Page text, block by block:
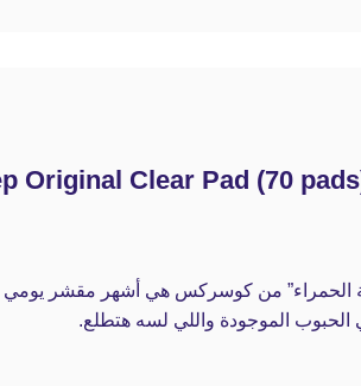
الحمراء” من كوسركس هي أشهر مقشر
الحبوب الموجودة واللي لسه هتطلع.